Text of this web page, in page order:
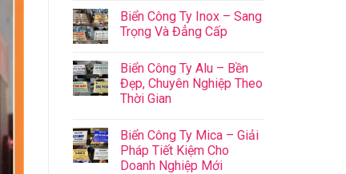
Biển Công Ty Inox – Sang
Trọng Và Đẳng Cấp
Biển Công Ty Alu – Bền
Đẹp, Chuyên Nghiệp Theo
Thời Gian
Biển Công Ty Mica – Giải
Pháp Tiết Kiệm Cho
Doanh Nghiệp Mới